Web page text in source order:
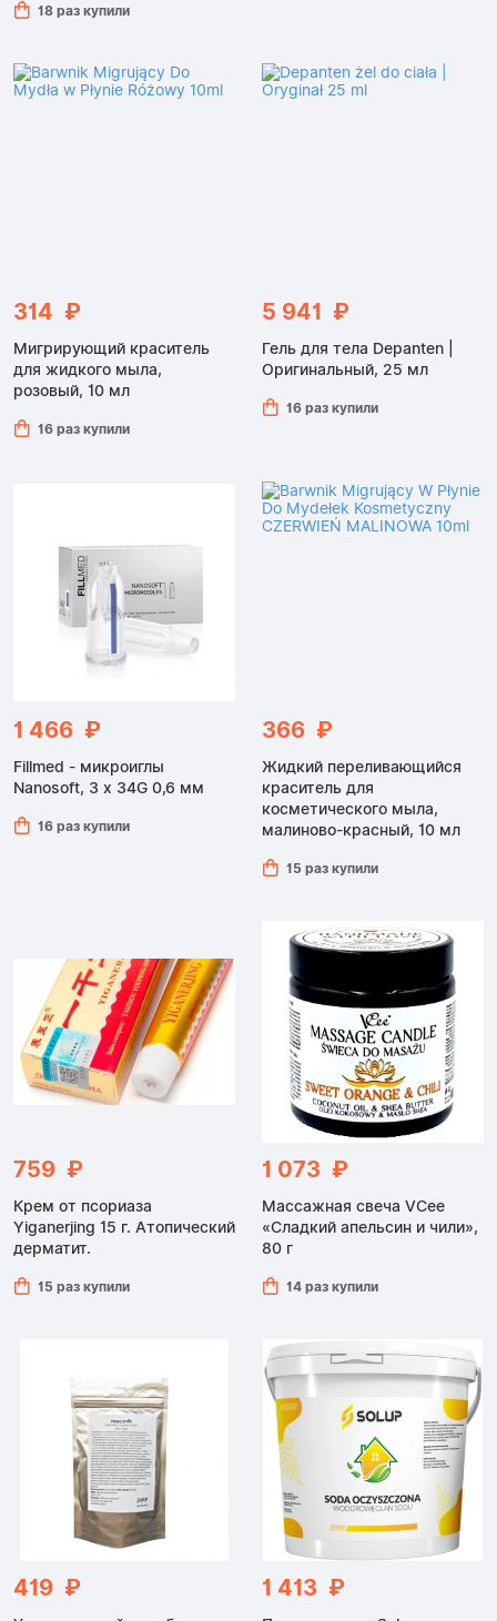
18 раз купили
314 ₽
Мигрирующий краситель
для жидкого мыла,
розовый, 10 мл
16 раз купили
5 941 ₽
Гель для тела Depanten |
Оригинальный, 25 мл
16 раз купили
1 466 ₽
Fillmed - микроиглы
Nanosoft, 3 x 34G 0,6 мм
16 раз купили
366 ₽
Жидкий переливающийся
краситель для
косметического мыла,
малиново-красный, 10 мл
15 раз купили
759 ₽
Крем от псориаза
Yiganerjing 15 г. Атопический
дерматит.
15 раз купили
1 073 ₽
Массажная свеча VCee
«Сладкий апельсин и чили»,
80 г
14 раз купили
419 ₽ 1 413 ₽